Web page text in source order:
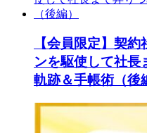
【会員限定】契
ンを駆使して社長
軌跡＆手帳術（後